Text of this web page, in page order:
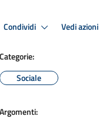
Condividi Vedi azioni
Categorie:
Sociale
Argomenti: